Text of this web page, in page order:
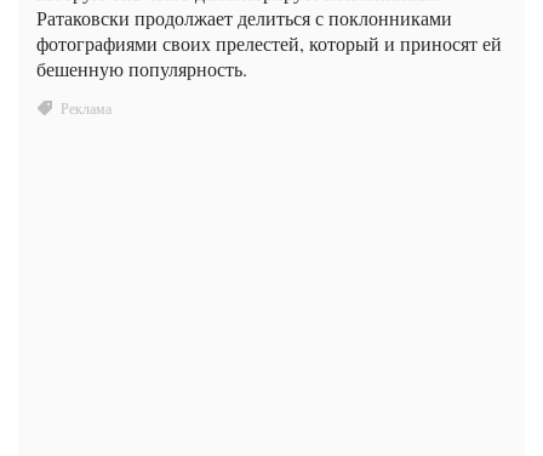
Ратаковски продолжает делиться с поклонниками
фотографиями своих прелестей, который и приносят ей
бешенную популярность.